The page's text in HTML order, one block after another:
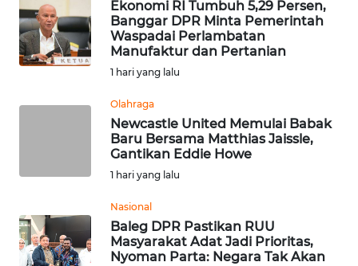
Ekonomi RI Tumbuh 5,29 Persen,
Banggar DPR Minta Pemerintah
Waspadai Perlambatan
Manufaktur dan Pertanian
1 hari yang lalu
Olahraga
Newcastle United Memulai Babak
Baru Bersama Matthias Jaissle,
Gantikan Eddie Howe
1 hari yang lalu
Nasional
Baleg DPR Pastikan RUU
Masyarakat Adat Jadi Prioritas,
Nyoman Parta: Negara Tak Akan
WN
KALSEL
WN
WN
SULUT